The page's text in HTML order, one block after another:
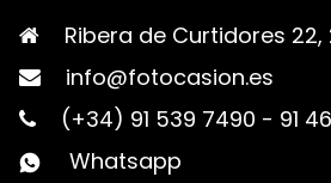
Ribera de Curtidores
info@fotocasion.es
(+34) 91 539 7490 - 91
Whatsapp